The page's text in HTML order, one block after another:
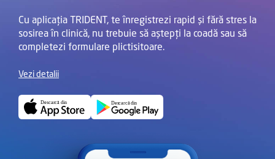
Cu aplicația TRIDENT, te înregistrezi rapid și fără stres la
sosirea în clinică, nu trebuie să aștepți la coadă sau să
completezi formulare plictisitoare.
Vezi detalii